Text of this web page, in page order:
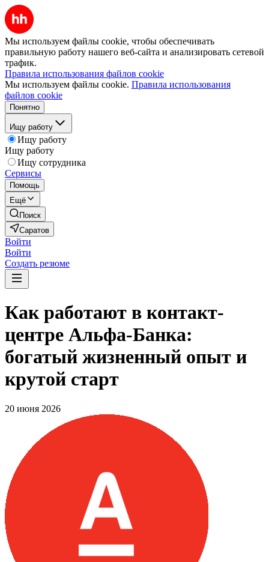
Мы используем файлы cookie, чтобы обеспечивать
правильную работу нашего веб-сайта и анализировать сетевой
трафик.
Правила использования файлов cookie
Мы используем файлы cookie. Правила использования
файлов cookie
Понятно
Ищу работу
Ищу работу
Ищу работу
Ищу сотрудника
Сервисы
Помощь
Ещё
Поиск
Саратов
Войти
Войти
Создать резюме
Как работают в контакт-
центре Альфа-Банка:
богатый жизненный опыт и
крутой старт
20 июня 2026